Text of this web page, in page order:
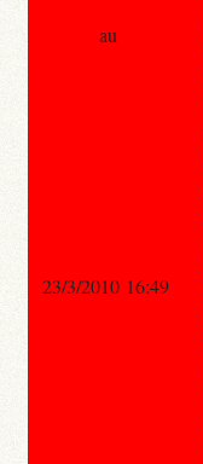
au
23/3/2010 16:49